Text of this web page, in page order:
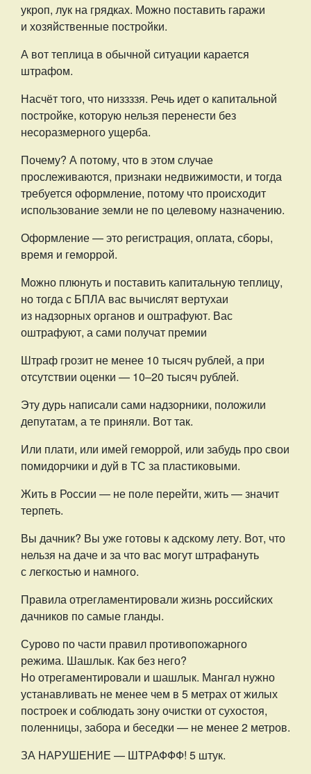
укроп, лук на грядках. Можно поставить гаражи
и хозяйственные постройки.
А вот теплица в обычной ситуации карается
штрафом.
Насчёт того, что низзззя. Речь идет о капитальной
постройке, которую нельзя перенести без
несоразмерного ущерба.
Почему? А потому, что в этом случае
прослеживаются, признаки недвижимости, и тогда
требуется оформление, потому что происходит
использование земли не по целевому назначению.
Оформление — это регистрация, оплата, сборы,
время и геморрой.
Можно плюнуть и поставить капитальную теплицу,
но тогда с БПЛА вас вычислят вертухаи
из надзорных органов и оштрафуют. Вас
оштрафуют, а сами получат премии
Штраф грозит не менее 10 тысяч рублей, а при
отсутствии оценки — 10–20 тысяч рублей.
Эту дурь написали сами надзорники, положили
депутатам, а те приняли. Вот так.
Или плати, или имей геморрой, или забудь про свои
помидорчики и дуй в ТС за пластиковыми.
Жить в России — не поле перейти, жить — значит
терпеть.
Вы дачник? Вы уже готовы к адскому лету. Вот, что
нельзя на даче и за что вас могут штрафануть
с легкостью и намного.
Правила отрегламентировали жизнь российских
дачников по самые гланды.
Сурово по части правил противопожарного
режима. Шашлык. Как без него?
Но отрегаментировали и шашлык. Мангал нужно
устанавливать не менее чем в 5 метрах от жилых
построек и соблюдать зону очистки от сухостоя,
поленницы, забора и беседки — не менее 2 метров.
ЗА НАРУШЕНИЕ — ШТРАФФФ! 5 штук.